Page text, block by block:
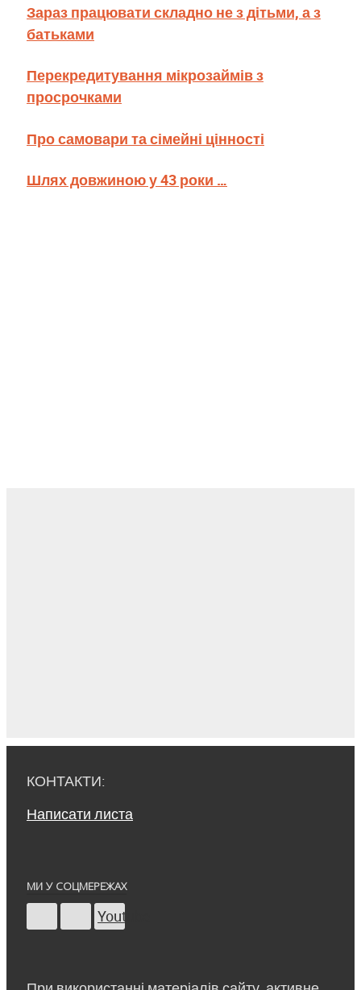
Зараз працювати складно не з дітьми, а з
батьками
Перекредитування мікрозаймів з
просрочками
Про самовари та сімейні цінності
Шлях довжиною у 43 роки …
КОНТАКТИ:
Написати листа
МИ У СОЦМЕРЕЖАХ
Youtube